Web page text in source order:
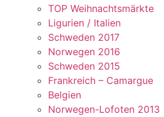
TOP Weihnachtsmärkte
Ligurien / Italien
Schweden 2017
Norwegen 2016
Schweden 2015
Frankreich – Camargue
Belgien
Norwegen-Lofoten 2013